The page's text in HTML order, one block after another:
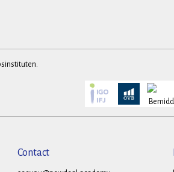
Contact